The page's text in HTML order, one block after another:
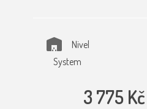
Nivel
System
3 775